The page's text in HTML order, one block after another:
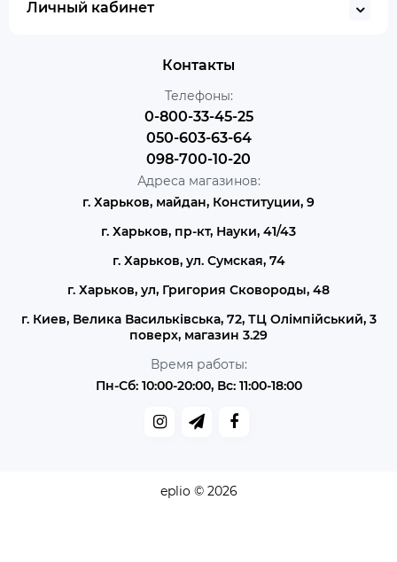
Личный кабинет
Контакты
Телефоны:
0-800-33-45-25
050-603-63-64
098-700-10-20
Адреса магазинов:
г. Харьков, майдан, Конституции, 9
г. Харьков, пр-кт, Науки, 41/43
г. Харьков, ул. Сумская, 74
г. Харьков, ул, Григория Сковороды, 48
г. Киев, Велика Васильківська, 72, ТЦ Олімпійський, 3
поверх, магазин 3.29
Время работы:
Пн-Сб: 10:00-20:00, Вс: 11:00-18:00
eplio © 2026